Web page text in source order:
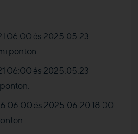
06:00 és 2025.05.23
ponton.
06:00 és 2025.05.23
06:00 és 2025.06.20 18:00